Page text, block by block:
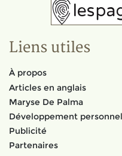
Liens utiles
À propos
Articles en anglais
Maryse De Palma
Développement personnel
Publicité
Partenaires